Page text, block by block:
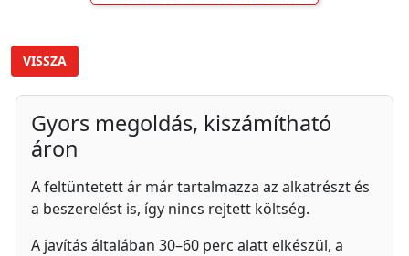
VISSZA
Gyors megoldás, kiszámítható
áron
A feltüntetett ár már tartalmazza az alkatrészt és
a beszerelést is, így nincs rejtett költség.
A javítás általában 30–60 perc alatt elkészül, a